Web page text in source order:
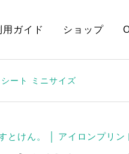
用ガイド ショップ
ート ミニサイズ
とけん。 アイロンプリン